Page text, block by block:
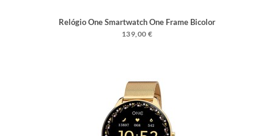
Relógio One Smartwatch One Frame Bicolor
Links
139,00 €